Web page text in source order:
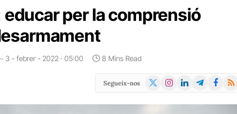
educar per la comprensió
3 - febrer - 2022 · 05:00 8 Mins Read
Segueix-nos
X
Instagram
LinkedInTelegramFacebook
RSS